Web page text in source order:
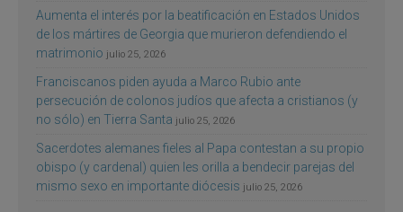
Aumenta el interés por la beatificación en Estados Unidos
de los mártires de Georgia que murieron defendiendo el
matrimonio julio 25, 2026
Franciscanos piden ayuda a Marco Rubio ante
persecución de colonos judíos que afecta a cristianos (y
no sólo) en Tierra Santa julio 25, 2026
Sacerdotes alemanes fieles al Papa contestan a su propio
obispo (y cardenal) quien les orilla a bendecir parejas del
mismo sexo en importante diócesis julio 25, 2026